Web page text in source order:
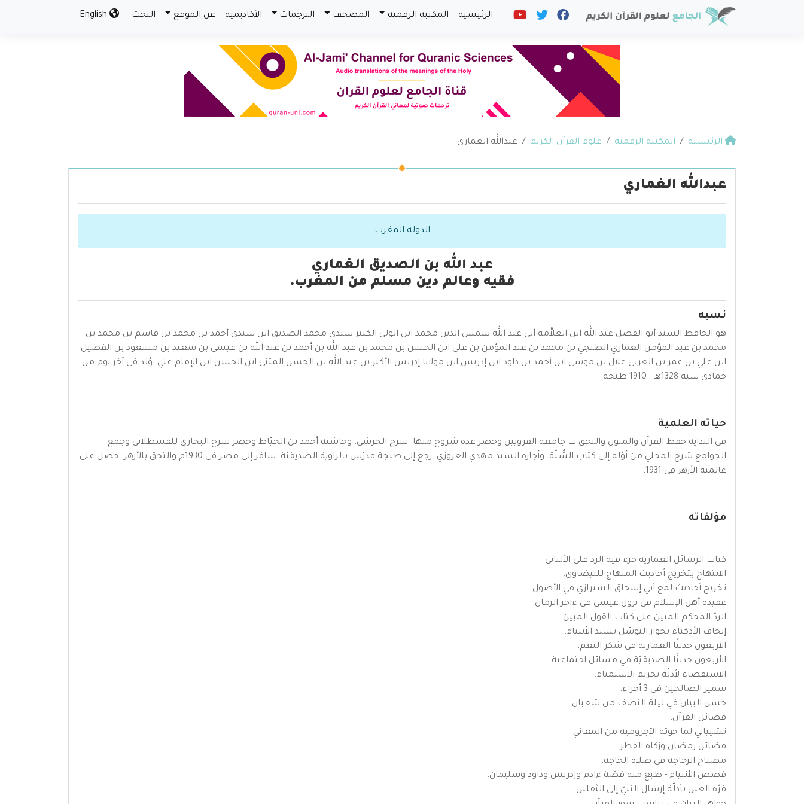
الرئيسية المكتبة الرقمية المصحف الترجمات الأكاديمية عن الموقع البحث
الرئيسية المكتبة الرقمية علوم القرآن الكريم عبدالله الغماري
عبدالله الغماري
الدولة المغرب
عبد الله بن الصديق الغماري
فقيه وعالم دين مسلم من المغرب.
نسبه
هو الحافظ السيد أبو الفضل عبد الله ابن العلاَّمة أبي عبد الله شمس الدين محمد ابن الولي الكبير سيدي محمد الصديق ابن سيدي أحمد بن محمد بن قاسم بن محمد بن
محمد بن عبد المؤمن الغماري الطنجي بن محمد بن عبد المؤمن بن علي ابن الحسن بن محمد بن عبد الله بن أحمد بن عبد الله بن عيسى بن سعيد بن مسعود بن الفضيل
ابن علي بن عمر بن العربي علال بن موسى ابن أحمد بن داود ابن إدريس ابن مولانا إدريس الأكبر بن عبد الله بن الحسن المثنى ابن الحسن ابن الإمام علي. وُلد في آخر يوم من
جمادى سنة 1328هـ - 1910 طنجة.
حياته العلمية
في البداية حفظ القرآن والمتون والتحق ب جامعة القرويين وحضر عدة شروح منها: شرح الخرشي، وحاشية أحمد بن الخيّاط وحضر شرح البخاري للقسطلاني وجمع
الجوامع شرح المحلي من أوّله إلى كتاب السُّنّة. وأجازه السيد مهدي العزوزي. رجع إلى طنجة فدرّس بالزاوية الصديقيّة. سافر إلى مصر في 1930م والتحق بالأزهر. حصل على
عالمية الأزهر في 1931.
مؤلفاته
كتاب الرسائل الغمارية جزء فيه الرد على الألباني.
الابتهاج بتخريج أحاديث المنهاج للبيضاوي.
تخريج أحاديث لمع أبي إسحاق الشيرازي في الأصول.
عقيدة أهل الإسلام في نزول عيسى في ءاخر الزمان.
الردّ المحكم المتين على كتاب القول المبين.
إتحاف الأذكياء بجواز التوسّل بسيد الأنبياء.
الأربعون حديثًا الغمارية في شكر النعم.
الأربعون حديثًا الصديقيّة في مسائل اجتماعية.
الاستقصاء لأدلّة تحريم الاستمناء.
سمير الصالحين في 3 أجزاء.
حسن البيان في ليلة النصف من شعبان.
فضائل القرآن.
تشيياني لما حوته الآجرومية من المعاني.
فضائل رمضان وزكاة الفطر.
مصباح الزجاجة في صلاة الحاجة.
قصص الأنبياء - طبع منه قصّة ءادم وإدريس وداود وسليمان.
قرّة العين بأدلّة إرسال النبيّ إلى الثقلين.